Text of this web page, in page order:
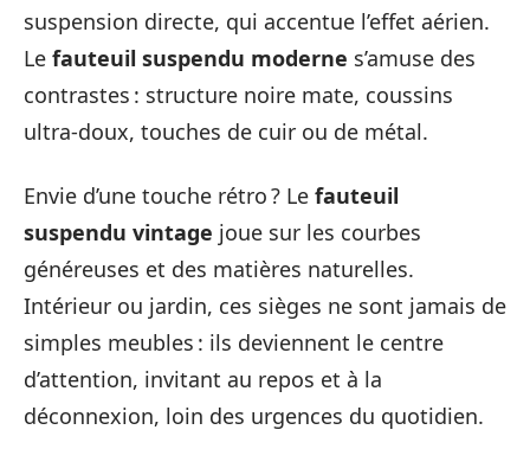
suspension directe, qui accentue l’effet aérien.
Le fauteuil suspendu moderne s’amuse des
contrastes : structure noire mate, coussins
ultra-doux, touches de cuir ou de métal.
Envie d’une touche rétro ? Le fauteuil
suspendu vintage joue sur les courbes
généreuses et des matières naturelles.
Intérieur ou jardin, ces sièges ne sont jamais de
simples meubles : ils deviennent le centre
d’attention, invitant au repos et à la
déconnexion, loin des urgences du quotidien.